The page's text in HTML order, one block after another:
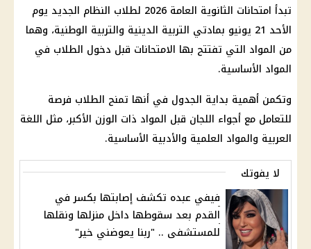
تبدأ امتحانات الثانوية العامة 2026 لطلاب النظام الجديد يوم
الأحد 21 يونيو بمادتي التربية الدينية والتربية الوطنية، وهما
من المواد التي تفتتح بها الامتحانات قبل دخول الطلاب في
المواد الأساسية.
وتكمن أهمية بداية الجدول في أنها تمنح الطلاب فرصة
للتعامل مع أجواء اللجان قبل المواد ذات الوزن الأكبر، مثل اللغة
العربية والمواد العلمية والأدبية الأساسية.
لا يفوتك
فيفي عبده تكشف إصابتها بكسر في
القدم بعد سقوطها داخل منزلها ونقلها
للمستشفى .. "ربنا يعوضني خير"